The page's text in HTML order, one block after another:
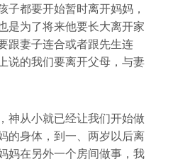
子都要开始暂时离开妈妈，
是为了将来他要长大离开家
跟妻子连合或者跟先生连
说的我们要离开父母，与妻
神从小就已经让我们开始做
的身体，到一、两岁以后离
妈在另外一个房间做事，我